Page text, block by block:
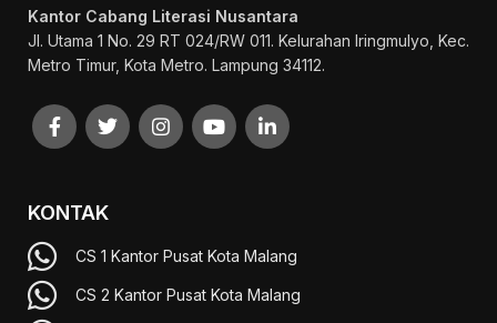
Kantor Cabang Literasi Nusantara
Jl. Utama 1 No. 29 RT 024/RW 011. Kelurahan Iringmulyo, Kec.
Metro Timur, Kota Metro. Lampung 34112.
KONTAK
CS 1 Kantor Pusat Kota Malang
CS 2 Kantor Pusat Kota Malang